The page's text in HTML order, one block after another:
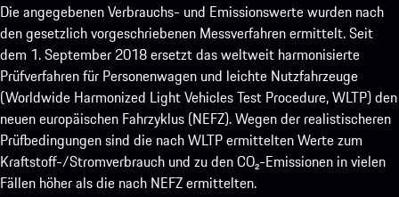
Die angegebenen Verbrauchs- und Emissionswerte wurden nach
den gesetzlich vorgeschriebenen Messverfahren ermittelt. Seit
dem 1. September 2018 ersetzt das weltweit harmonisierte
Prüfverfahren für Personenwagen und leichte Nutzfahrzeuge
(Worldwide Harmonized Light Vehicles Test Procedure, WLTP) den
neuen europäischen Fahrzyklus (NEFZ). Wegen der realistischeren
Prüfbedingungen sind die nach WLTP ermittelten Werte zum
Kraftstoff-/Stromverbrauch und zu den CO₂-Emissionen in vielen
Fällen höher als die nach NEFZ ermittelten.